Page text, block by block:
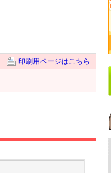
印刷用ページはこちら